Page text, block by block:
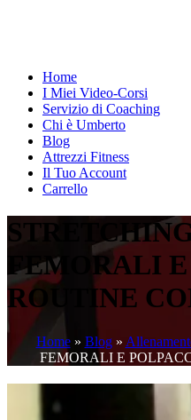
Home
I Miei Video-Corsi
Servizio di Coaching
Chi è Umberto
Blog
Attrezzi Fitness
Il Tuo Account
Carrello
FEMORALI
ROUTINE
Home» Blog»
FEMORALI E